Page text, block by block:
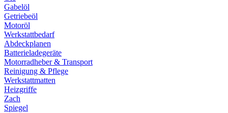
Gabelöl
Getriebeöl
Motoröl
Werkstattbedarf
Abdeckplanen
Batterieladegeräte
Motorradheber & Transport
Reinigung & Pflege
Werkstattmatten
Heizgriffe
Zach
Spiegel